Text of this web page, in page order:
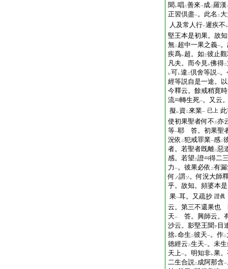
聞 レ唱二善來一成二羅漢
正習倶盡一。此名 二
人及常人行一遲疾不 レ
堅王本是初果。故
無二 超中一果之義一
疾爲レ超。如三彼止
凡夫。而今見レ佛得二
レ可レ違 二倶舍等説一
經等説自是一途。以
今釋云。餘戒稍寛
流
轉生死一。又云
擬 レ資 二來業一 已上
使初果聖者何不三亦
等一耶 答。初果聖
況依 二犯戒罪業一感二
者。若聖者既離二惡
感。若望三證
得二
力 一。彼果必依 二有
何 ノ謂ソ 。何況大師
乎。故知。頻婆本
果一耳。又疏抄 證眞
云。第三不還果也
天一
答。興師云。
沙云。影堅王聞下 目
捨レ命生 二彼天一。作二
徳經云 二生天一。未
天上一。明知非レ果
二生合説二 成阿那含一